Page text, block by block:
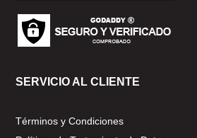
SERVICIO AL CLIENTE
Términos y Condiciones